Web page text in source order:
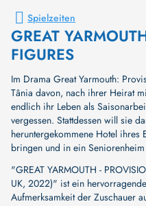
Spielzeiten
GREAT
FIGURES
Im Drama Great Yarmouth:
Tânia davon, nach ihrer Heirat
endlich ihr Leben als
vergessen. Stattdessen will sie
heruntergekommene Hotel ihres
bringen und in ein
"GREAT YARMOUTH -
UK, 2022)" ist ein
Aufmerksamkeit der Zuschauer